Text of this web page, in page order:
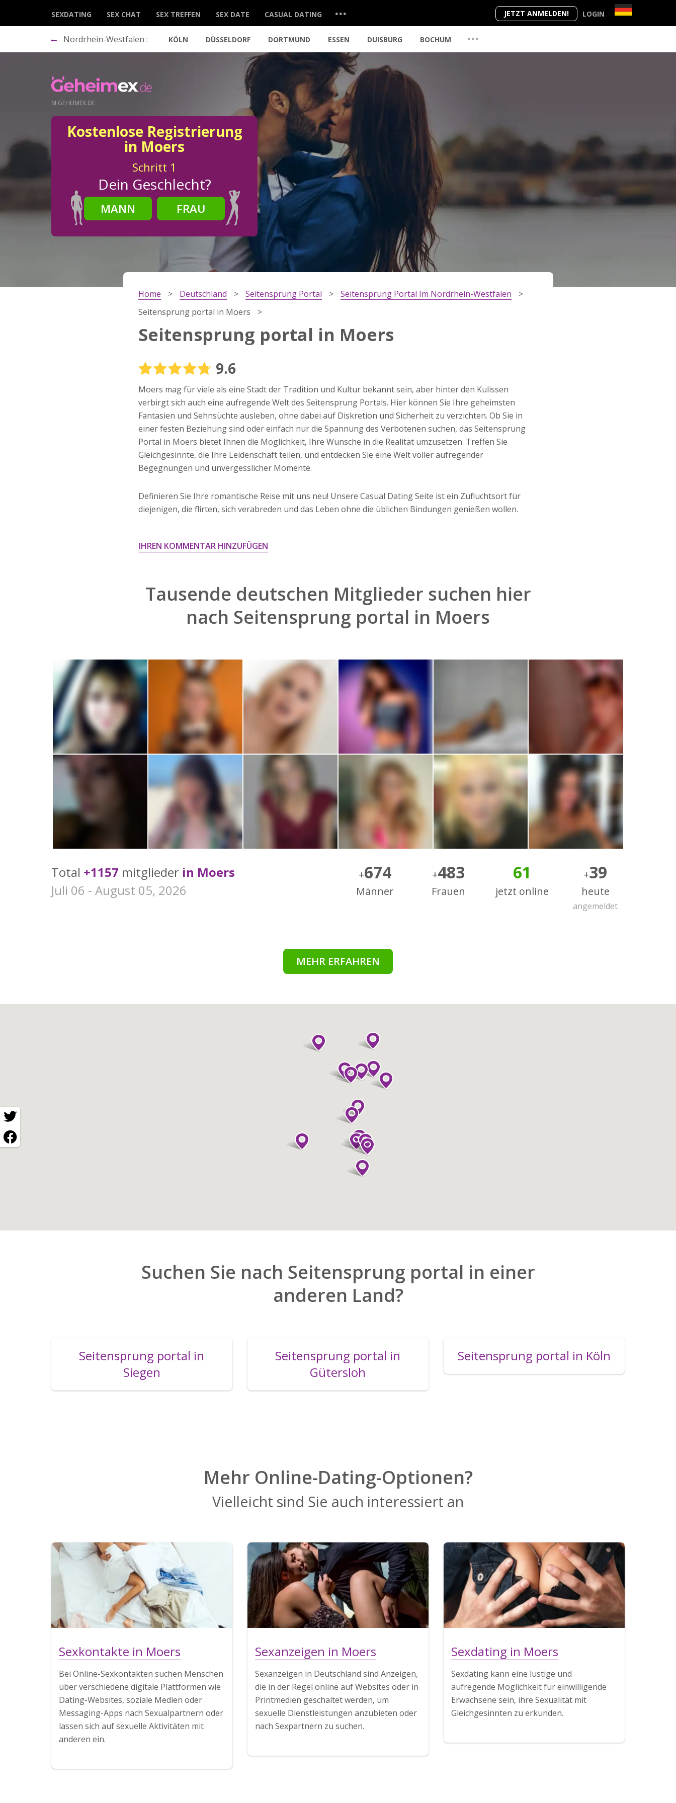
JETZT ANMELDEN! LOGIN
SEXDATING SEX CHAT SEX TREFFEN SEX DATE CASUAL DATING ...
← Nordrhein-Westfalen : KÖLN DÜSSELDORF DORTMUND ESSEN DUISBURG BOCHUM ...
M.GEHEIMEX.DE
Kostenlose Registrierung
in Moers
Schritt 1
Dein Geschlecht?
MANN
FRAU
Schritt2
Dein Geburtsdatum?
Schritt3
Deine E-Mail?
Mit meiner Anmeldung erkläre ich mich mit den
einverstanden. Ich erhalte Informationen und
Angebote des Betreibers per E-Mail, der Zusendung
kann ich jederzeit widersprechen.
JETZT ANMELDEN!
Home Deutschland Seitensprung Portal
Seitensprung Portal Im Nordrhein-Westfalen
Seitensprung portal in Moers
Seitensprung portal in Moers
9.6
Moers mag für viele als eine Stadt der Tradition und Kultur bekannt sein, aber hinter den Kulissen
verbirgt sich auch eine aufregende Welt des Seitensprung Portals. Hier können Sie Ihre geheimsten
Fantasien und Sehnsüchte ausleben, ohne dabei auf Diskretion und Sicherheit zu verzichten. Ob Sie in
einer festen Beziehung sind oder einfach nur die Spannung des Verbotenen suchen, das Seitensprung
Portal in Moers bietet Ihnen die Möglichkeit, Ihre Wünsche in die Realität umzusetzen. Treffen Sie
Gleichgesinnte, die Ihre Leidenschaft teilen, und entdecken Sie eine Welt voller aufregender
Begegnungen und unvergesslicher Momente.
Definieren Sie Ihre romantische Reise mit uns neu! Unsere Casual Dating Seite ist ein Zufluchtsort für
diejenigen, die flirten, sich verabreden und das Leben ohne die üblichen Bindungen genießen wollen.
IHREN KOMMENTAR HINZUFÜGEN
Tausende deutschen Mitglieder suchen hier
nach Seitensprung portal in Moers
Total +1157 mitglieder in Moers
Juli 06 - August 05, 2026
+674
Männer
+483
Frauen
61
jetzt online
+39
heute
angemeldet
MEHR ERFAHREN
Suchen Sie nach Seitensprung portal in einer
anderen Land?
Seitensprung portal in
Siegen
Seitensprung portal in
Gütersloh
Seitensprung portal in Köln
Mehr Online-Dating-Optionen?
Vielleicht sind Sie auch interessiert an
Sexkontakte in Moers
Bei Online-Sexkontakten suchen Menschen
über verschiedene digitale Plattformen wie
Dating-Websites, soziale Medien oder
Messaging-Apps nach Sexualpartnern oder
lassen sich auf sexuelle Aktivitäten mit
anderen ein.
Sexanzeigen in Moers
Sexanzeigen in Deutschland sind Anzeigen,
die in der Regel online auf Websites oder in
Printmedien geschaltet werden, um
sexuelle Dienstleistungen anzubieten oder
nach Sexpartnern zu suchen.
Sexdating in Moers
Sexdating kann eine lustige und
aufregende Möglichkeit für einwilligende
Erwachsene sein, ihre Sexualität mit
Gleichgesinnten zu erkunden.